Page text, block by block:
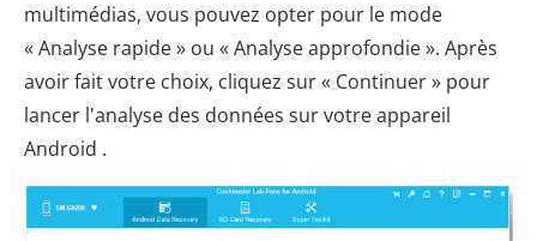
multimédias, vous pouvez opter pour le mode
« Analyse rapide » ou « Analyse approfondie ». Après
avoir fait votre choix, cliquez sur « Continuer » pour
lancer l'analyse des données sur votre appareil
Android .